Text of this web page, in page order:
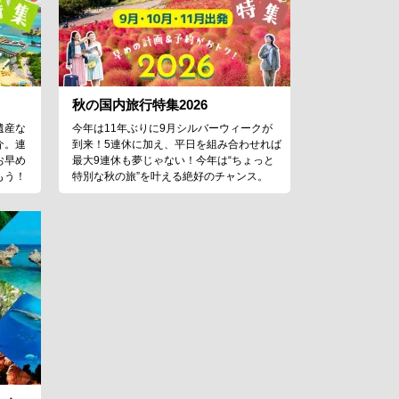
産な
。連
早め
！
秋の国内旅行特集2026
今年は11年ぶりに9月シルバーウィークが
到来！5連休に加え、平日を組み合わせれば
最大9連休も夢じゃない！今年は“ちょっと
特別な秋の旅”を叶える絶好のチャンス。